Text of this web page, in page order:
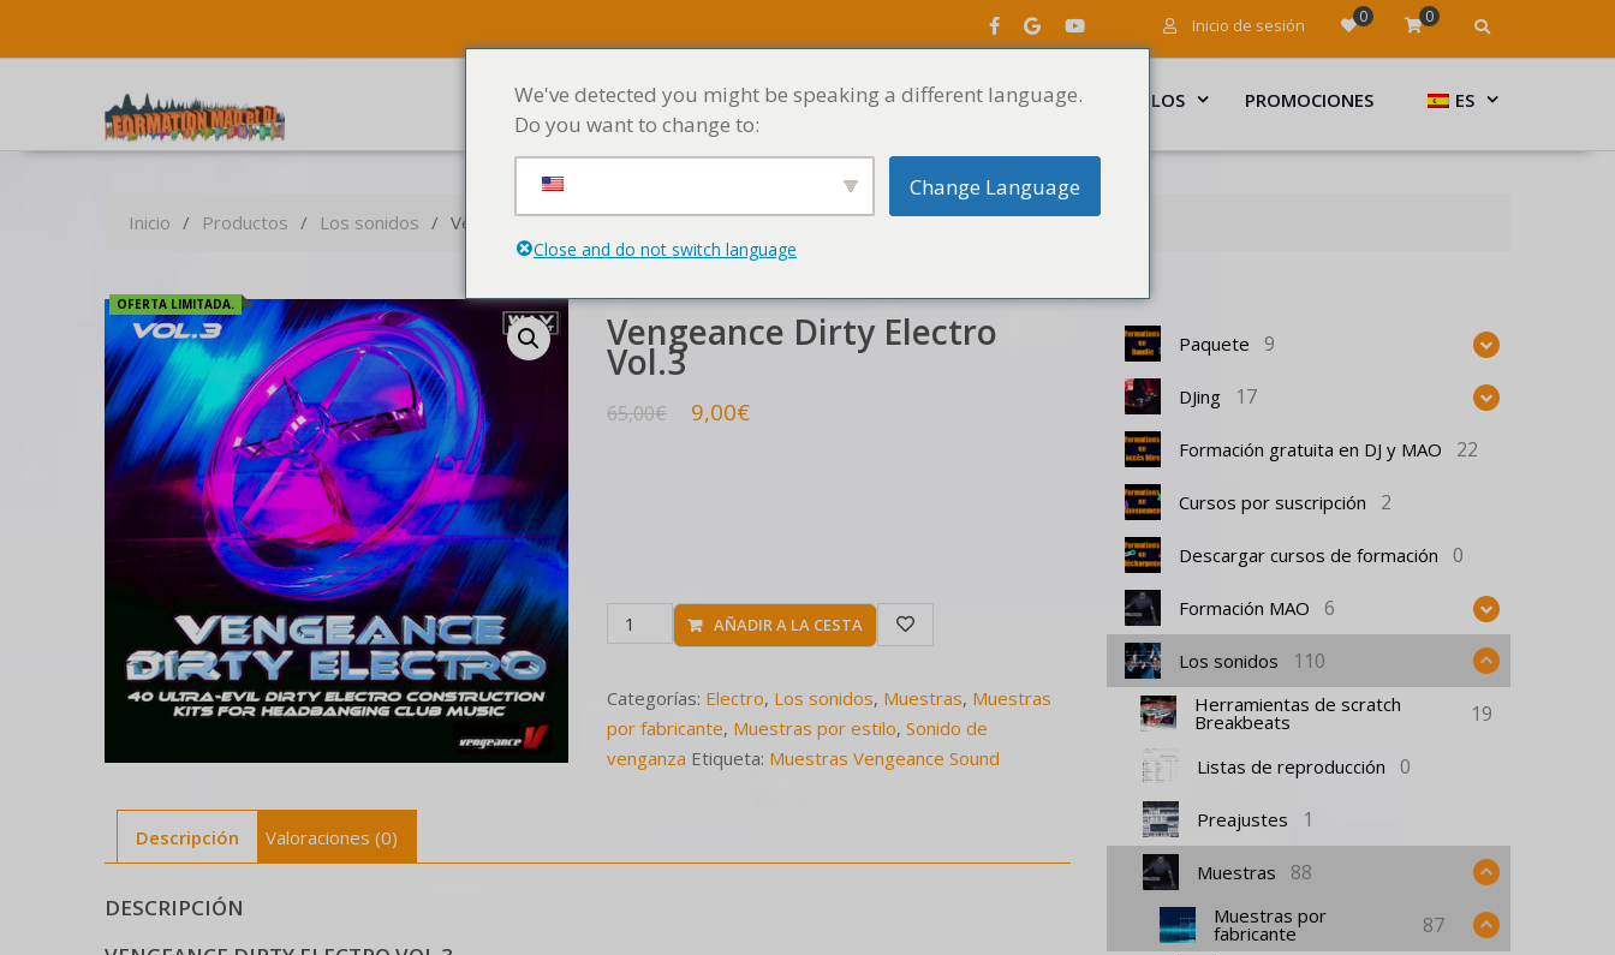
Inicio de sesión 0 0
INICIO MENÚ ARTÍCULOS PROMOCIONES ES
Inicio Productos Los sonidos Vengeance Dirty Electro Vol.3
OFERTA LIMITADA.
Vengeance Dirty Electro
Vol.3
65,00€ 9,00€
AÑADIR A LA CESTA
Categorías: Electro, Los sonidos, Muestras, Muestras
por fabricante, Muestras por estilo,Sonido de
venganza Etiqueta: Muestras Vengeance Sound
Descripción Valoraciones (0)
DESCRIPCIÓN
Paquete 9
DJing 17
Formación gratuita en DJ y MAO 22
Cursos por suscripción 2
Descargar cursos de formación 0
Formación MAO 6
Los sonidos 110
Herramientas de scratch
Breakbeats 19
Listas de reproducción 0
Preajustes 1
Muestras 88
Muestras por
fabricante 87
We've detected you might be speaking a different language.
Do you want to change to:
Change Language
Close and do not switch language